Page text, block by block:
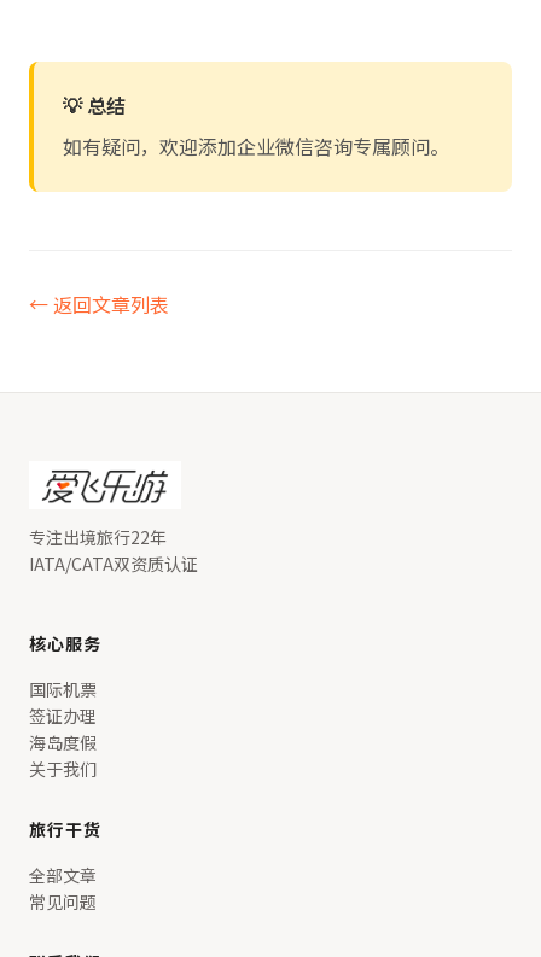
💡 总结
如有疑问，欢迎添加企业微信咨询专属顾问。
← 返回文章列表
专注出境旅行22年
IATA/CATA双资质认证
核心服务
国际机票
签证办理
海岛度假
关于我们
旅行干货
全部文章
常见问题